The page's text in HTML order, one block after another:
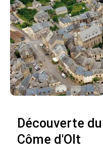
Découverte
Côme d'Olt